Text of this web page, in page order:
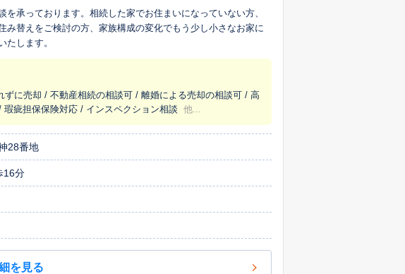
承っております。相続した家でお住まいになっていない方、
替えをご検討の方、家族構成の変化でもう少し小さなお家に
たします。
に売却 / 不動産相続の相談可 / 離婚による売却の相談可 / 高
疵担保保険対応 / インスペクション相談 他...
28番地
16分
を見る